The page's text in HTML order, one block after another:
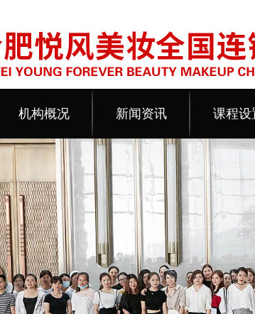
机构概况 新闻资讯 课程设